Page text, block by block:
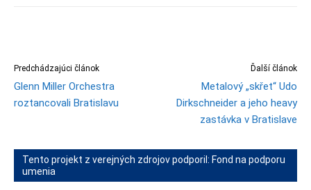
Predchádzajúci článok
Glenn Miller Orchestra
roztancovali Bratislavu
Ďalší článok
Metalový „skřet“ Udo
Dirkschneider a jeho heavy
zastávka v Bratislave
Tento projekt z verejných zdrojov podporil: Fond na podporu
umenia